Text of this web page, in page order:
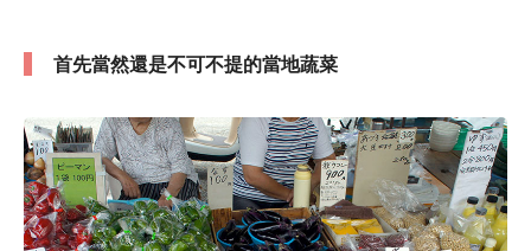
首先當然還是不可不提的當地蔬菜